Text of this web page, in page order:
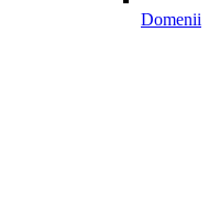
Domenii